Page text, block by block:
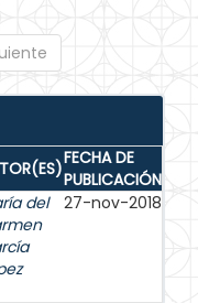
FECHA DE
PUBLICACIÓN
del
27-nov-2018